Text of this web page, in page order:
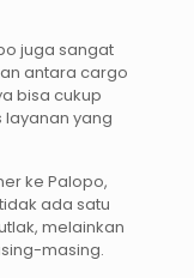
juga sangat
antara cargo
bisa cukup
layanan yang
ke Palopo,
ada satu
melainkan
masing.